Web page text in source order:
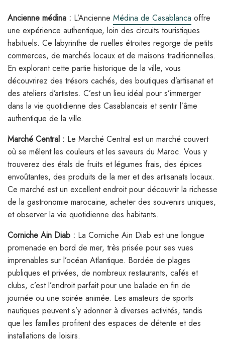
Ancienne médina : L’Ancienne Médina de Casablanca offre
une expérience authentique, loin des circuits touristiques
habituels. Ce labyrinthe de ruelles étroites regorge de petits
commerces, de marchés locaux et de maisons traditionnelles.
En explorant cette partie historique de la ville, vous
découvrirez des trésors cachés, des boutiques d’artisanat et
des ateliers d’artistes. C’est un lieu idéal pour s’immerger
dans la vie quotidienne des Casablancais et sentir l’âme
authentique de la ville.
Marché Central : Le Marché Central est un marché couvert
où se mêlent les couleurs et les saveurs du Maroc. Vous y
trouverez des étals de fruits et légumes frais, des épices
envoûtantes, des produits de la mer et des artisanats locaux.
Ce marché est un excellent endroit pour découvrir la richesse
de la gastronomie marocaine, acheter des souvenirs uniques,
et observer la vie quotidienne des habitants.
Corniche Ain Diab : La Corniche Ain Diab est une longue
promenade en bord de mer, très prisée pour ses vues
imprenables sur l’océan Atlantique. Bordée de plages
publiques et privées, de nombreux restaurants, cafés et
clubs, c’est l’endroit parfait pour une balade en fin de
journée ou une soirée animée. Les amateurs de sports
nautiques peuvent s’y adonner à diverses activités, tandis
que les familles profitent des espaces de détente et des
installations de loisirs.